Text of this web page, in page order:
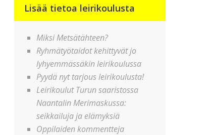
Lisää tietoa leirikoulusta
Miksi Metsätähteen?
Ryhmätyötaidot kehittyvät jo
lyhyemmässäkin leirikoulussa
Pyydä nyt tarjous leirikoulusta!
Leirikoulut Turun saaristossa
Naantalin Merimaskussa:
seikkailuja ja elämyksiä
Oppilaiden kommentteja